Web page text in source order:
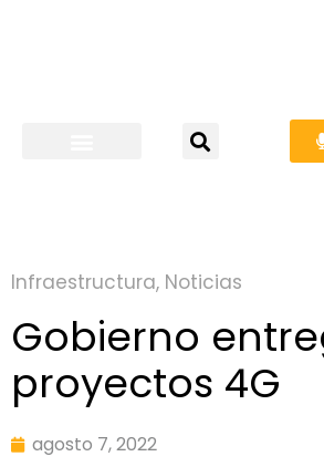
Infraestructura, Noticias
Gobierno
proyectos 4G
agosto 7, 2022